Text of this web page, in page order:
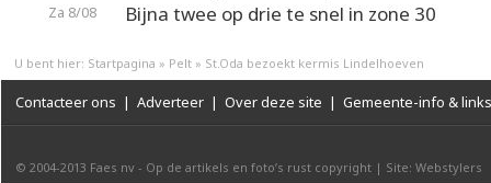
Za 8/08 Bijna twee op drie te snel in zone 30
U bent hier: Startpagina » Pelt » St.Oda bezoekt kermis Lindelhoeven
Contacteer ons | Adverteer | Over deze site | Gemeente-info & links
© 2004-2013 Faes nv - Op de artikels en foto’s rust copyright | Site: Webstylers